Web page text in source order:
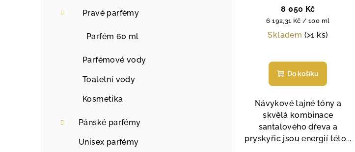
Pravé parfémy
Parfém 60 ml
Parfémové vody
Toaletní vody
Kosmetika
Pánské parfémy
Unisex parfémy
unisex parfémová voda, 100
ml+ 30 ml
8 050 Kč
Měrná
cena:
6 192,31 Kč / 100 ml
Skladem (>1 ks)
Do košíku
Návykové tajné tóny a
skvělá kombinace
santalového dřeva a
pryskyřic jsou energií této...